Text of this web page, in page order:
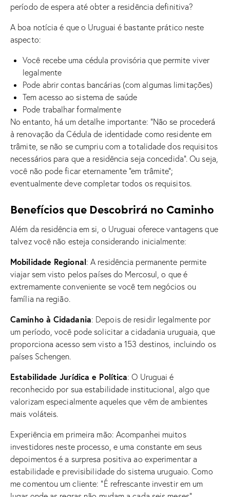
período de espera até obter a residência definitiva?
A boa notícia é que o Uruguai é bastante prático neste
aspecto:
Você recebe uma cédula provisória que permite viver
legalmente
Pode abrir contas bancárias (com algumas limitações)
Tem acesso ao sistema de saúde
Pode trabalhar formalmente
No entanto, há um detalhe importante: “Não se procederá
à renovação da Cédula de identidade como residente em
trâmite, se não se cumpriu com a totalidade dos requisitos
necessários para que a residência seja concedida”. Ou seja,
você não pode ficar eternamente “em trâmite”;
eventualmente deve completar todos os requisitos.
Benefícios que Descobrirá no Caminho
Além da residência em si, o Uruguai oferece vantagens que
talvez você não esteja considerando inicialmente:
Mobilidade Regional: A residência permanente permite
viajar sem visto pelos países do Mercosul, o que é
extremamente conveniente se você tem negócios ou
família na região.
Caminho à Cidadania: Depois de residir legalmente por
um período, você pode solicitar a cidadania uruguaia, que
proporciona acesso sem visto a 153 destinos, incluindo os
países Schengen.
Estabilidade Jurídica e Política: O Uruguai é
reconhecido por sua estabilidade institucional, algo que
valorizam especialmente aqueles que vêm de ambientes
mais voláteis.
Experiência em primeira mão: Acompanhei muitos
investidores neste processo, e uma constante em seus
depoimentos é a surpresa positiva ao experimentar a
estabilidade e previsibilidade do sistema uruguaio. Como
me comentou um cliente: “É refrescante investir em um